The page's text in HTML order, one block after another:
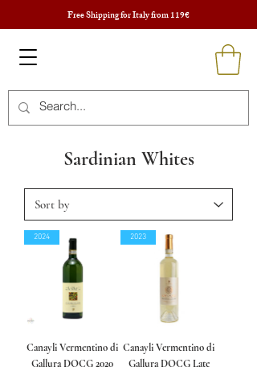
Free Shipping for Italy from 119€
Sardinian Whites
2024
Canayli Vermentino di
Gallura DOCG 2020
2023
Canayli Vermentino di
Gallura DOCG Late